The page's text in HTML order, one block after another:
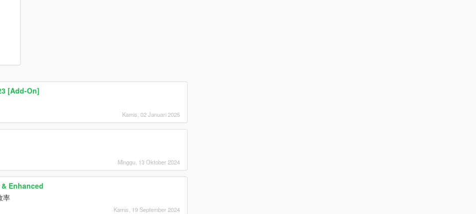
[Add-On]
Kamis, 02 Januari 2025
Minggu, 13 Oktober 2024
Enhanced
率
Kamis, 19 September 2024